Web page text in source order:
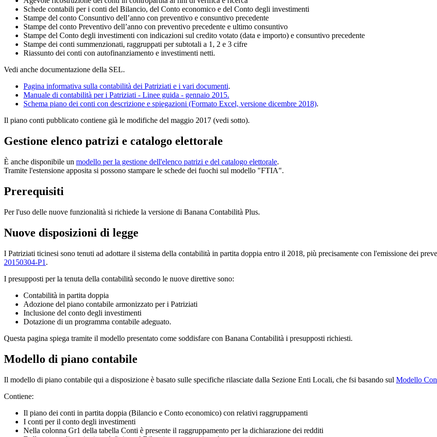
Schede contabili per i conti del Bilancio, del Conto economico e del Conto degli investimenti
Stampe del conto Consuntivo dell’anno con preventivo e consuntivo precedente
Stampe del conto Preventivo dell’anno con preventivo precedente e ultimo consuntivo
Stampe del Conto degli investimenti con indicazioni sul credito votato (data e importo) e consuntivo precedente
Stampe dei conti summenzionati, raggruppati per subtotali a 1, 2 e 3 cifre
Riassunto dei conti con autofinanziamento e investimenti netti.
Vedi anche documentazione della SEL.
Pagina informativa sulla contabilità dei Patriziati e i vari documenti.
Manuale di contabilità per i Patriziati - Linee guida - gennaio 2015.
Schema piano dei conti con descrizione e spiegazioni (Formato Excel, versione dicembre 2018).
Il piano conti pubblicato contiene già le modifiche del maggio 2017 (vedi sotto).
Gestione elenco patrizi e catalogo elettorale
È anche disponibile un modello per la gestione dell'elenco patrizi e del catalogo elettorale.
Tramite l'estensione apposita si possono stampare le schede dei fuochi sul modello "FTIA".
Prerequisiti
Per l'uso delle nuove funzionalità si richiede la versione di Banana Contabilità Plus.
Nuove disposizioni di legge
I Patriziati ticinesi sono tenuti ad adottare il sistema della contabilità in partita doppia entro il 2018, più precisamente con l'emissione dei
20150304-P1 .
I presupposti per la tenuta della contabilità secondo le nuove direttive sono:
Contabilità in partita doppia
Adozione del piano contabile armonizzato per i Patriziati
Inclusione del conto degli investimenti
Dotazione di un programma contabile adeguato.
Questa pagina spiega tramite il modello presentato come soddisfare con Banana Contabilità i presupposti richiesti.
Modello di piano contabile
Il modello di piano contabile qui a disposizione è basato sulle specifiche rilasciate dalla Sezione Enti Locali, che fsi basando sul Modello
Contiene:
Il piano dei conti in partita doppia (Bilancio e Conto economico) con relativi raggruppamenti
I conti per il conto degli investimenti
Nella colonna Gr1 della tabella Conti è presente il raggruppamento per la dichiarazione dei redditi